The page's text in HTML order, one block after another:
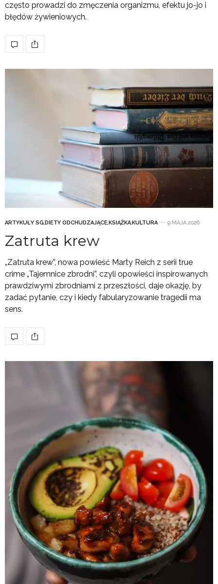
często prowadzi do zmęczenia organizmu, efektu jo-jo i
błędów żywieniowych.
ARTYKUŁY SG,DIETY ODCHUDZAJĄCE,KSIĄŻKA,KULTURA 9 MAJA 2026
Zatruta krew
„Zatruta krew”, nowa powieść Marty Reich z serii true
crime „Tajemnice zbrodni”, czyli opowieści inspirowanych
prawdziwymi zbrodniami z przeszłości, daje okazję, by
zadać pytanie, czy i kiedy fabularyzowanie tragedii ma
sens.